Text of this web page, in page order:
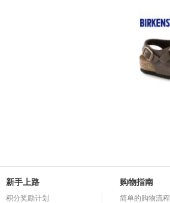
新手上路
积分奖励计划
购物指南
简单的购物流程